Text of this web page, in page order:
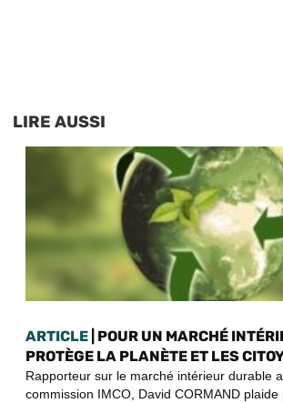
LIRE AUSSI
ARTICLE | POUR UN MARCHÉ
PROTÈGE LA PLANÈTE ET LES
Rapporteur sur le marché intérieur durable
commission IMCO, David CORMAND